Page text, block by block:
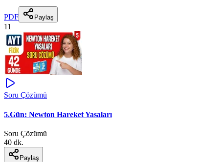
PDF Paylaş
11
Soru Çözümü
5.Gün: Newton Hareket Yasaları
Soru Çözümü
40 dk.
Paylaş